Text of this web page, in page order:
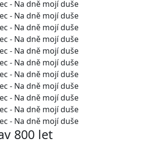
- Na dně mojí duše
- Na dně mojí duše
- Na dně mojí duše
- Na dně mojí duše
- Na dně mojí duše
- Na dně mojí duše
- Na dně mojí duše
- Na dně mojí duše
- Na dně mojí duše
- Na dně mojí duše
- Na dně mojí duše
800 let